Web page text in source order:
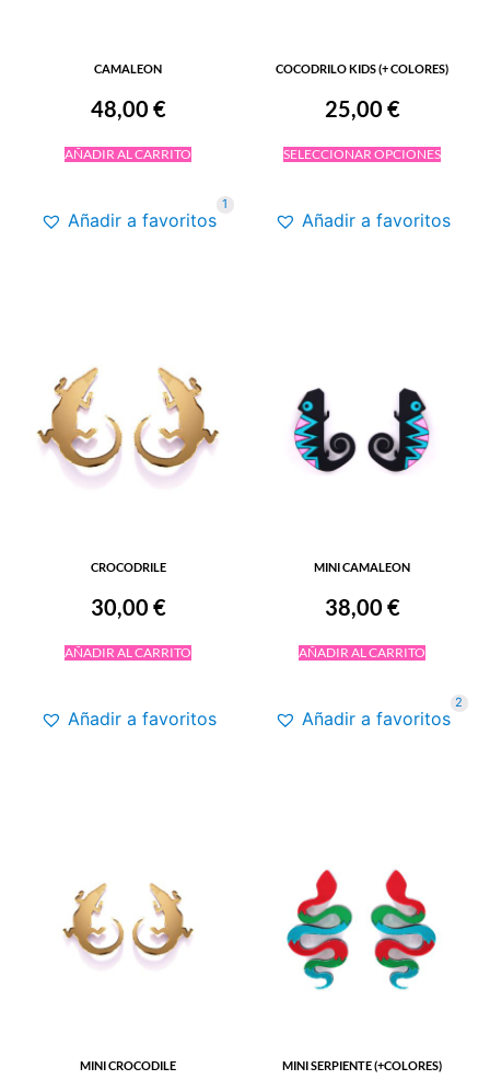
CAMALEON
48,00 €
AÑADIR AL CARRITO
Añadir a favoritos
1
COCODRILO KIDS (+ COLORES)
25,00 €
SELECCIONAR OPCIONES
Añadir a favoritos
CROCODRILE
30,00 €
AÑADIR AL CARRITO
Añadir a favoritos
MINI CAMALEON
38,00 €
AÑADIR AL CARRITO
Añadir a favoritos
2
MINI CROCODILE MINI SERPIENTE (+COLORES)